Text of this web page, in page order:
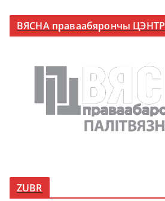
ВЯСНА праваабярончы ЦЭНТР
ZUBR